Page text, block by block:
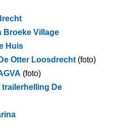
Broeke Village
Huis
Otter Loosdrecht (foto)
(foto)
De